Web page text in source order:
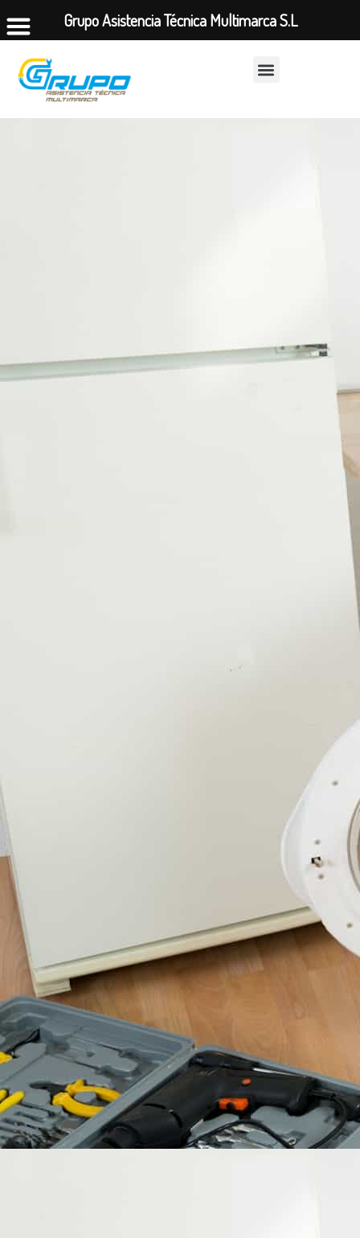
Grupo Asistencia Técnica Multimarca S.L